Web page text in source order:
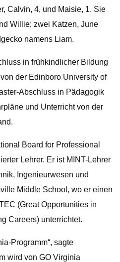
Calvin, 4, und Maisie, 1. Sie
Willie; zwei Katzen, June
namens Liam.
in frühkindlicher Bildung
der Edinboro University of
Abschluss in Pädagogik
und Unterricht von der
Board for Professional
Lehrer. Er ist MINT-Lehrer
Ingenieurwesen und
Middle School, wo er einen
(Great Opportunities in
Careers) unterrichtet.
Programm“, sagte
wird von GO Virginia